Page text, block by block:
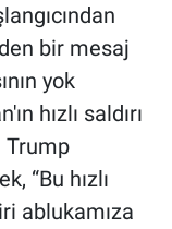
bir mesaj
yok
hızlı saldırı
Trump
“Bu hızlı
ablukamıza